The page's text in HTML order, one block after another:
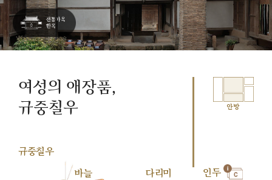
여성의 애장품,
규중칠우
안방
규중칠우
바늘
다리미 인두